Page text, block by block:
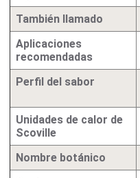
También llamado
Aplicaciones
recomendadas
Perfil del sabor
Unidades de calor de
Scoville
Nombre botánico